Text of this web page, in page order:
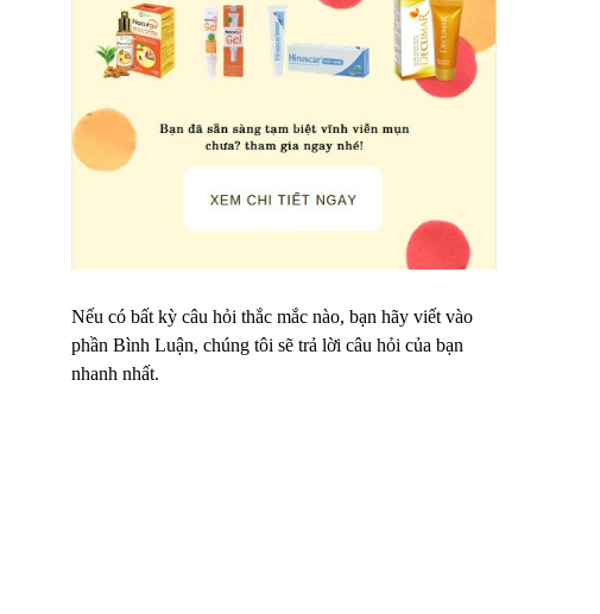
Nếu có bất kỳ câu hỏi thắc mắc nào, bạn hãy viết vào
phần Bình Luận, chúng tôi sẽ trả lời câu hỏi của bạn
nhanh nhất.